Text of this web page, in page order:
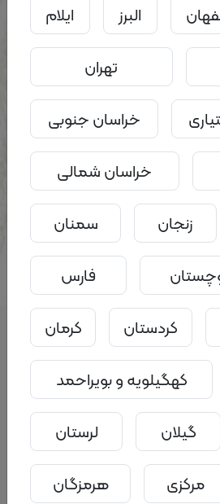
خانوادگی ، مدرس کارگاه های
خود شوید.
البرز
ایلام
تهران
خراسان جنوبی
خراسان شمالی
زنجان
سمنان
فارس
کردستان
کرمان
کهگیلویه و بویراحمد
گیلان
لرستان
مرکزی
هرمزگان
مشاوره، آموزش،
خدمات
پیمایش سایت